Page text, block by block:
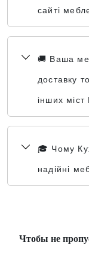
сайті
🚚 Ваша
доставку
інших міст
🎓 Чому
надійні
Чтобы не